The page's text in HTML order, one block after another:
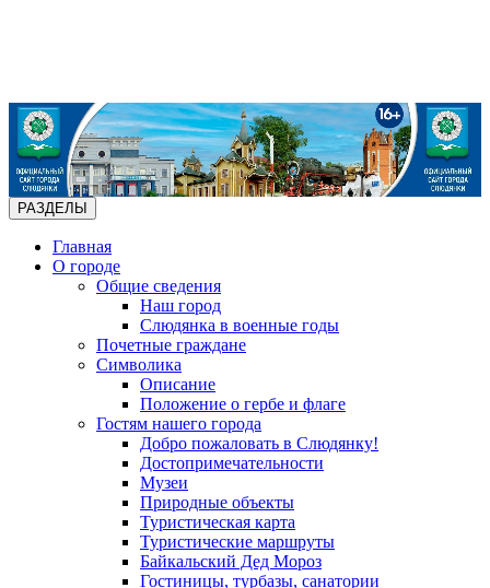
РАЗДЕЛЫ
Главная
О городе
Общие сведения
Наш город
Слюдянка в военные годы
Почетные граждане
Символика
Описание
Положение о гербе и флаге
Гостям нашего города
Добро пожаловать в Слюдянку!
Достопримечательности
Музеи
Природные объекты
Туристическая карта
Туристические маршруты
Байкальский Дед Мороз
Гостиницы, турбазы, санатории